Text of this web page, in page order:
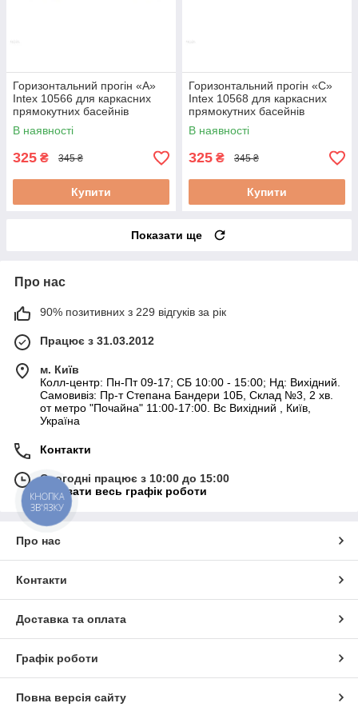
Горизонтальний прогін «A»
Intex 10566 для каркасних
прямокутних басейнів
Rectangular frame (28273)
В наявності
325 ₴ 345 ₴
Купити
Горизонтальний прогін «C»
Intex 10568 для каркасних
прямокутних басейнів
Rectangular frame (28273)
В наявності
325 ₴ 345 ₴
Купити
Показати ще
Про нас
90% позитивних з 229 відгуків за рік
Працює з 31.03.2012
м. Київ
Колл-центр: Пн-Пт 09-17; СБ 10:00 - 15:00; Нд: Вихідний.
Самовивіз: Пр-т Степана Бандери 10Б, Склад №3, 2 хв.
от метро "Почайна" 11:00-17:00. Вс Вихідний , Київ,
Україна
Контакти
Сьогодні працює з 10:00 до 15:00
Показати весь графік роботи
Про нас
Контакти
Доставка та оплата
Графік роботи
Повна версія сайту
КНОПКА
ЗВ'ЯЗКУ